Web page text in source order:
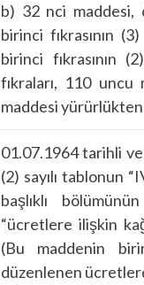
b) 32 nci maddesi,
birinci fıkrasının
birinci fıkrasının
fıkraları, 110
maddesi yürürlükten
01.07.1964 tarihli ve
(2) sayılı tablonun
başlıklı
“ücretlere ilişkin
(Bu maddenin
düzenlenen